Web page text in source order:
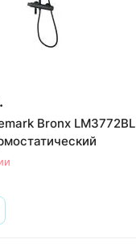
Bronx LM3772BL